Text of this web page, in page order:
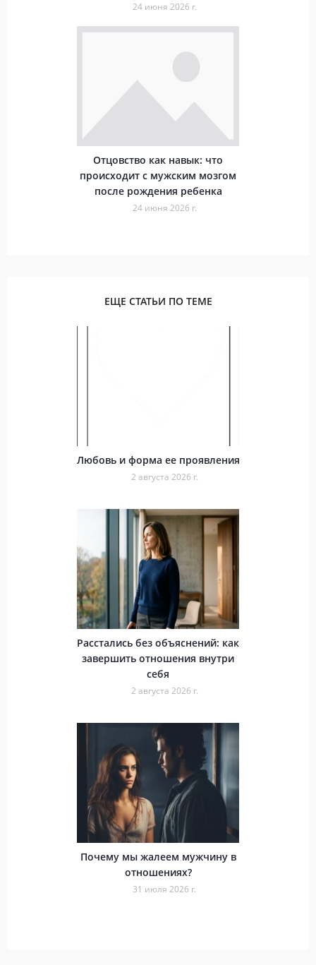
24 июня 2026 г.
Отцовство как навык: что
происходит с мужским мозгом
после рождения ребенка
24 июня 2026 г.
ЕЩЕ СТАТЬИ ПО ТЕМЕ
Любовь и форма ее проявления
2 августа 2026 г.
Расстались без объяснений: как
завершить отношения внутри
себя
2 августа 2026 г.
Почему мы жалеем мужчину в
отношениях?
31 июля 2026 г.